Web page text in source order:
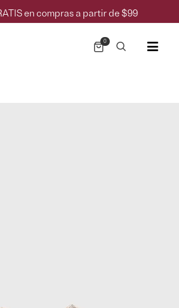
en compras a partir de $99
0